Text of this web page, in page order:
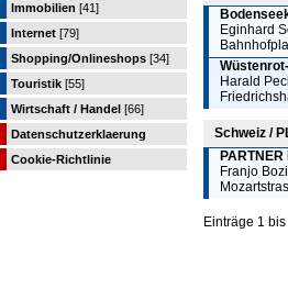
Immobilien [41]
Internet [79]
Shopping/Onlineshops [34]
Touristik [55]
Wirtschaft / Handel [66]
Datenschutzerklaerung
Cookie-Richtlinie
Eginhard
Harald
Schweiz /
PARTNER
Franjo
Einträge 1